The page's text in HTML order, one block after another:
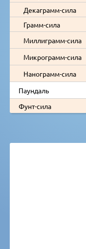
Декаграмм-сила
Грамм-сила
Миллиграмм-сила
Микрограмм-сила
Нанограмм-сила
Паундаль
Фунт-сила